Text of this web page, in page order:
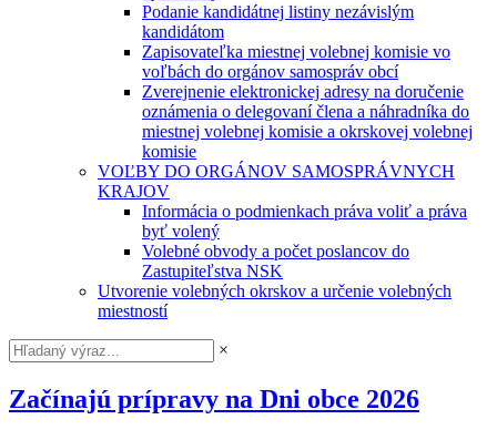
Podanie kandidátnej listiny nezávislým
kandidátom
Zapisovateľka miestnej volebnej komisie vo
voľbách do orgánov samospráv obcí
Zverejnenie elektronickej adresy na doručenie
oznámenia o delegovaní člena a náhradníka do
miestnej volebnej komisie a okrskovej volebnej
komisie
VOĽBY DO ORGÁNOV SAMOSPRÁVNYCH
KRAJOV
Informácia o podmienkach práva voliť a práva
byť volený
Volebné obvody a počet poslancov do
Zastupiteľstva NSK
Utvorenie volebných okrskov a určenie volebných
miestností
×
Začínajú prípravy na Dni obce 2026